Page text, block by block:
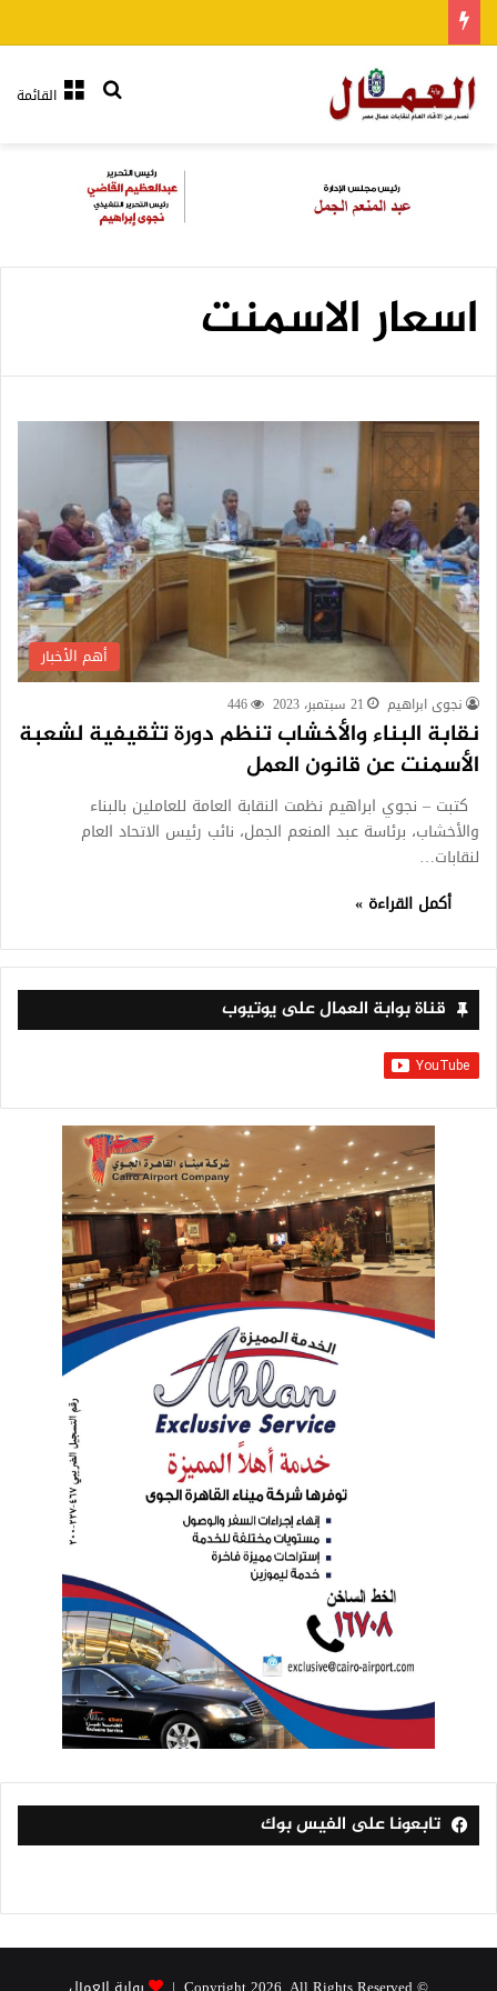
القائمةبحث عن
اسعار الاسمنت
أهم الأخبار
نجوى ابراهيم 21 سبتمبر، 2023 446
نقابة البناء والأخشاب تنظم دورة تثقيفية لشعبة
الأسمنت عن قانون العمل
كتبت – نجوي ابراهيم نظمت النقابة العامة للعاملين بالبناء
والأخشاب، برئاسة عبد المنعم الجمل، نائب رئيس الاتحاد العام
لنقابات…
أكمل القراءة »
قناة بوابة العمال على يوتيوب
تابعونا على الفيس بوك